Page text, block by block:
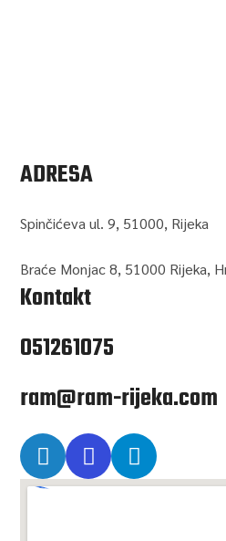
ADRESA
Spinčićeva ul. 9, 51000, Rijeka
Braće Monjac 8, 51000 Rijeka,
Kontakt
051261075
ram@ram-rijeka.com